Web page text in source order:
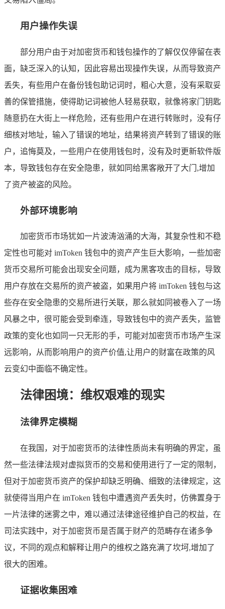
用户操作失误
部分用户由于对加密货币和钱包操作的了解仅仅停留在表
面，缺乏深入的认知，因此容易出现操作失误，从而导致资产
丢失，有些用户在备份钱包助记词时，粗心大意，没有采取妥
善的保管措施，使得助记词被他人轻易获取，就像将家门钥匙
随意扔在大街上一样危险，还有些用户在进行转账时，没有仔
细核对地址，输入了错误的地址，结果将资产转到了错误的账
户，追悔莫及，一些用户在使用钱包时，没有及时更新软件版
本，导致钱包存在安全隐患，就如同给黑客敞开了大门,增加
了资产被盗的风险。
外部环境影响
加密货币市场犹如一片波涛汹涌的大海，其复杂性和不稳
定性也可能对 imToken 钱包中的资产产生巨大影响，一些加密
货币交易所可能会出现安全问题，成为黑客攻击的目标，导致
用户存放在交易所的资产被盗，如果用户将 imToken 钱包与这
些存在安全隐患的交易所进行关联，那么就如同被卷入了一场
风暴之中，很可能会受到牵连，导致钱包中的资产丢失，监管
政策的变化也如同一只无形的手，可能对加密货币市场产生深
远影响，从而影响用户的资产价值,让用户的财富在政策的风
云变幻中面临不确定性。
法律困境：维权艰难的现实
法律界定模糊
在我国，对于加密货币的法律性质尚未有明确的界定，虽
然一些法律法规对虚拟货币的交易和使用进行了一定的限制，
但对于加密货币资产的保护却缺乏明确、细致的法律规定，这
就使得当用户在 imToken 钱包中遭遇资产丢失时，仿佛置身于
一片法律的迷雾之中，难以通过法律途径维护自己的权益，在
司法实践中，对于加密货币是否属于财产的范畴存在诸多争
议，不同的观点和解释让用户的维权之路充满了坎坷,增加了
很大的困难。
证据收集困难